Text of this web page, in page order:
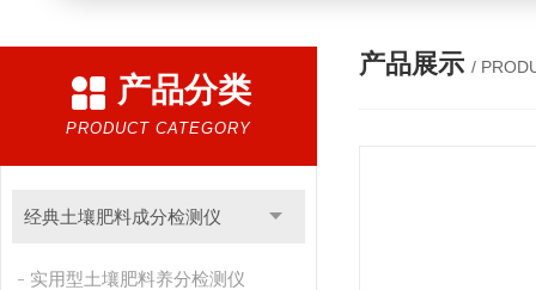
产品分类
PRODUCT CATEGORY
经典土壤肥料成分检测仪
实用型土壤肥料养分检测仪
产品展示 /